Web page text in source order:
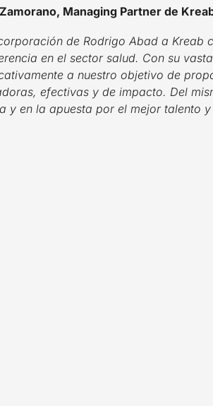
Managing Partner de
de Rodrigo Abad a
en el sector salud. Con su
a nuestro objetivo de
efectivas y de impacto. Del
y en la apuesta por el mejor talento